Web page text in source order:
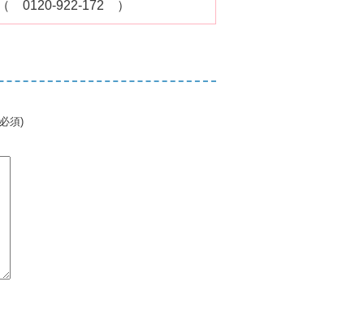
0120-922-172 ）
須)